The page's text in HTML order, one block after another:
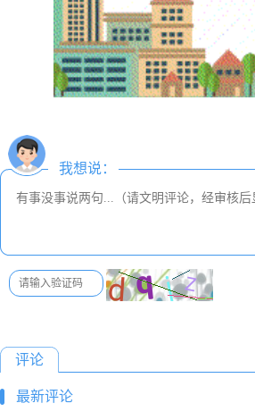
我想说：
评论
最新评论